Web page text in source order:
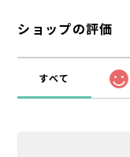
ショップの評価
すべて